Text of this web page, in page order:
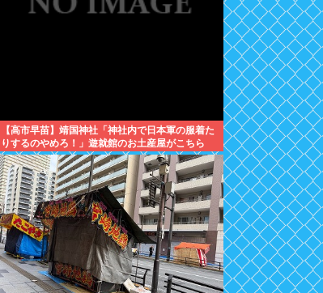
【高市早苗】靖国神社「神社内で日本軍の服着た
りするのやめろ！」遊就館のお土産屋がこちら